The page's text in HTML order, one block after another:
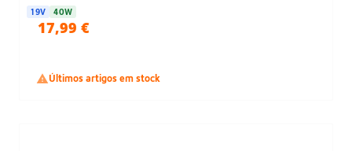
19V 40W
17,99 €
Últimos artigos em stock